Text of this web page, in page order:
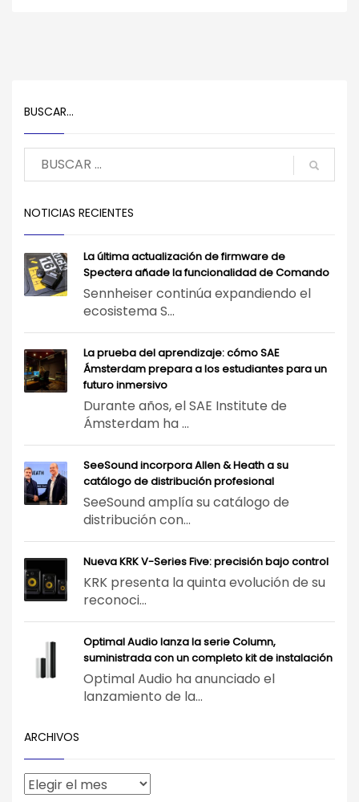
BUSCAR…
NOTICIAS RECIENTES
La última actualización de firmware de
Spectera añade la funcionalidad de Comando
Sennheiser continúa expandiendo el
ecosistema S...
La prueba del aprendizaje: cómo SAE
Ámsterdam prepara a los estudiantes para un
futuro inmersivo
Durante años, el SAE Institute de
Ámsterdam ha ...
SeeSound incorpora Allen & Heath a su
catálogo de distribución profesional
SeeSound amplía su catálogo de
distribución con...
Nueva KRK V-Series Five: precisión bajo control
KRK presenta la quinta evolución de su
reconoci...
Optimal Audio lanza la serie Column,
suministrada con un completo kit de instalación
Optimal Audio ha anunciado el
lanzamiento de la...
ARCHIVOS